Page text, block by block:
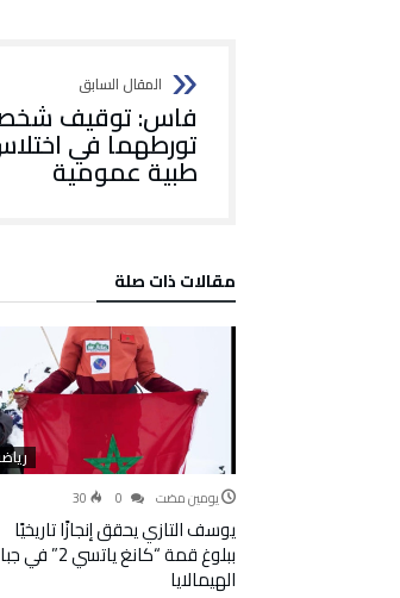
فاس: توقيف
تورطهما في
طبية عمومية
‫مقالات ذات صلة‬
‫‫‫‏‫يومين مضت‬ 30
يوسف التازي يحقق إنجازًا تاريخيًا
ببلوغ قمة “كانغ ياتسي
الهيمالايا